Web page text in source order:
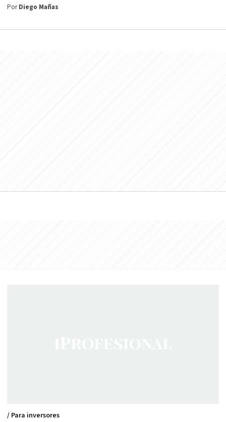
PorDiego Mañas
/ Para inversores